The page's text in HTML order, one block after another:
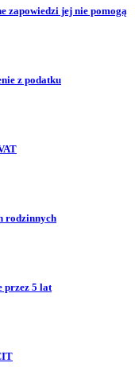
zapowiedzi jej nie pomogą
z podatku
rodzinnych
przez 5 lat